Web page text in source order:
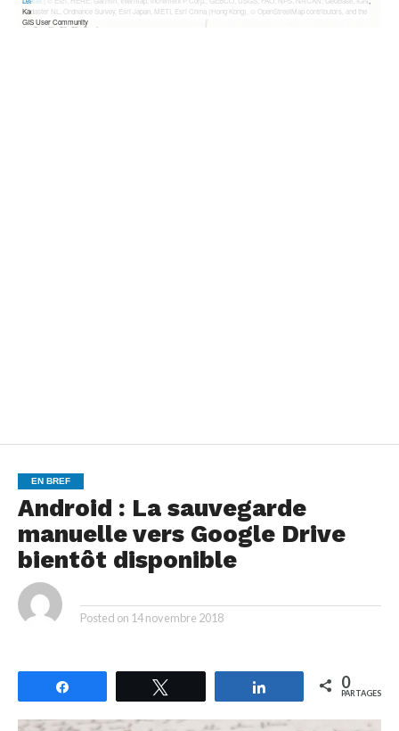
EN BREF
Android : La sauvegarde
manuelle vers Google Drive
bientôt disponible
Posted on 14 novembre 2018
Partagez 0
PARTAGES